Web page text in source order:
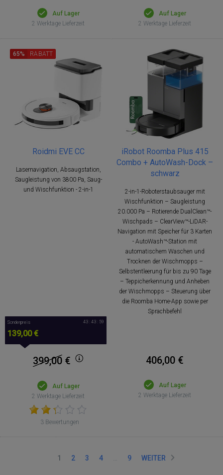
Auf Lager
2 Werktage Lieferzeit
Auf Lager
2 Werktage Lieferzeit
Roidmi EVE CC
Lasernavigation, Absaugstation,
Saugleistung von 3800 Pa, Saug-
und Wischfunktion - 2-in-1
65% RABATT
Sonderpreis
139,00 €
43 : 43 : 58
399,00 €
Auf Lager
2 Werktage Lieferzeit
3 Bewertungen
iRobot Roomba Plus 415
Combo + AutoWash-Dock –
schwarz
2-in-1-Roboterstaubsauger mit
Wischfunktion – Saugleistung
20.000 Pa – Rotierende DualClean™-
Wischpads – ClearView™-LiDAR-
Navigation mit Speicher für 3 Karten
- AutoWash™-Station mit
automatischem Waschen und
Trocknen der Wischmopps –
Selbstentleerung für bis zu 90 Tage
– Teppicherkennung und Anheben
der Wischmopps – Steuerung über
die Roomba Home-App sowie per
Sprachbefehl
406,00 €
Auf Lager
2 Werktage Lieferzeit
1 2 3 4 9 WEITER